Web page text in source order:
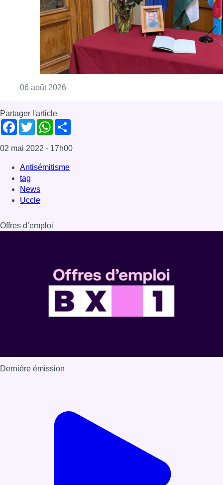
06 août 2026
Partager l'article
Facebook
TwitterWhatsApp
02 mai 2022 - 17h00
Antisémitisme
tag
News
Uccle
Offres d’emploi
Dernière émission